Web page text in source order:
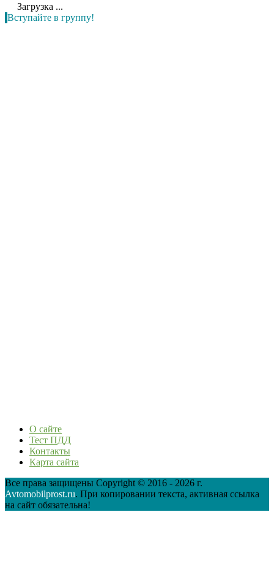
Загрузка ...
Вступайте в группу!
О сайте
Тест ПДД
Контакты
Карта сайта
Все права защищены Copyright © 2016 - 2026 г.
Avtomobilprost.ru. При копировании текста, активная ссылка
на сайт обязательна!